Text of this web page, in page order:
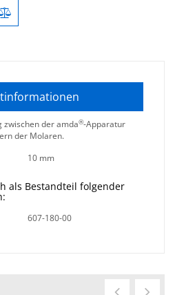
zwischen der amda®-Apparatur
der Molaren.
10 mm
als Bestandteil folgender
607-180-00